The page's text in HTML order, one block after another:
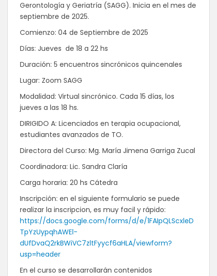
Gerontología y Geriatría (SAGG). Inicia en el mes de
septiembre de 2025.
Comienzo: 04 de Septiembre de 2025
Días: Jueves de 18 a 22 hs
Duración: 5 encuentros sincrónicos quincenales
Lugar: Zoom SAGG
Modalidad: Virtual sincrónico. Cada 15 días, los
jueves a las 18 hs.
DIRIGIDO A: Licenciados en terapia ocupacional,
estudiantes avanzados de TO.
Directora del Curso: Mg. María Jimena Garriga Zucal
Coordinadora: Lic. Sandra Claría
Carga horaria: 20 hs Cátedra
Inscripción: en el siguiente formulario se puede
realizar la inscripcion, es muy facil y rápido:
https://docs.google.com/forms/d/e/1FAIpQLScxleD
TpYzUypqhAWEl-
dUfDvaQ2rkBWiVC7zltFyycf6aHLA/viewform?
usp=header
En el curso se desarrollarán contenidos